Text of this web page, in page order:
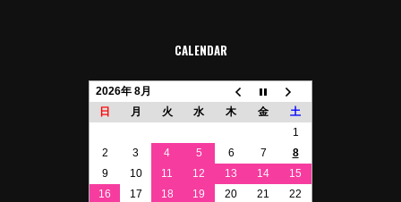
CALENDAR
2026年 8月
日
月 火 水 木 金
土
1
2
3 4 5 6 7
8
9
10 11 12 13 14
15
16
17 18 19 20 21
22